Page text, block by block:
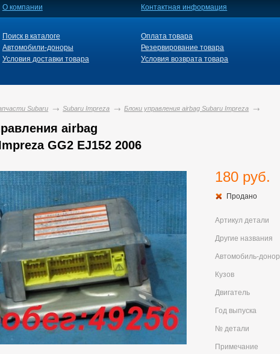
Subaru Subaru Impreza Блоки управления airbag Subaru Impreza
airbag
GG2 EJ152 2006
180 руб.
Продано
Артикул детали
Другие названия
Автомобиль-донор
Кузов
Двигатель
Год выпуска
№ детали
Примечание
О компании Контактная информация
Поиск в каталоге
Автомобили-доноры
Условия доставки товара
Оплата товара
Резервирование товара
Условия возврата товара